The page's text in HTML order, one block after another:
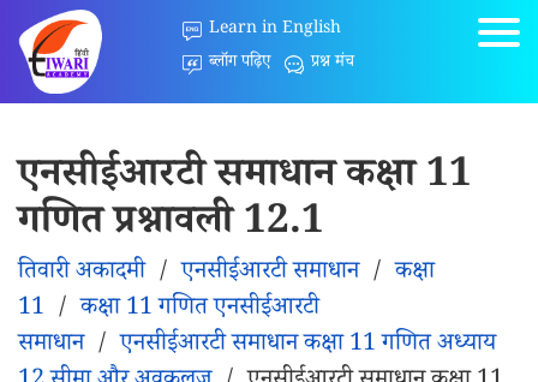
Learn in English
ब्लॉग पढ़िए
प्रश्न मंच
एनसीईआरटी समाधान कक्षा 11
गणित प्रश्नावली 12.1
तिवारी अकादमी/एनसीईआरटी समाधान/कक्षा
11 /कक्षा 11 गणित एनसीईआरटी
समाधान/एनसीईआरटी समाधान कक्षा 11 गणित अध्याय